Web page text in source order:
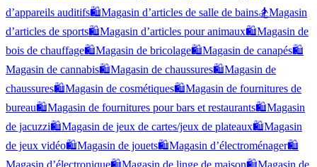
d’appareils auditifs🛍️Magasin d’articles de salle de bains🏂Magasin
d’articles de sports🛍️Magasin d’articles pour animaux🛍️Magasin de
bois de chauffage🛍️Magasin de bricolage🛍️Magasin de canapés🛍️
Magasin de cannabis🛍️Magasin de chaussures🛍️Magasin de
chaussures🛍️Magasin de cosmétiques🛍️Magasin de fournitures de
bureau🛍️Magasin de fournitures pour bars et restaurants🛍️Magasin
de jacuzzi🛍️Magasin de jeux de cartes/jeux de plateaux🛍️Magasin
de jeux vidéo🛍️Magasin de jouets🛍️Magasin d’électroménager🛍️
Magasin d’électronique🛍️Magasin de linge de maison🛍️Magasin de